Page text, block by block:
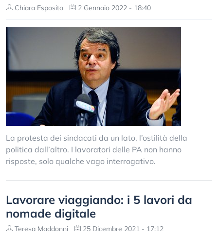
Chiara Esposito 2 Gennaio 2022 - 18:40
La protesta dei sindacati da un lato, l’ostilità della
politica dall’altro. I lavoratori delle PA non hanno
risposte, solo qualche vago interrogativo.
Lavorare viaggiando: i 5 lavori da
nomade digitale
Teresa Maddonni 25 Dicembre 2021 - 17:12